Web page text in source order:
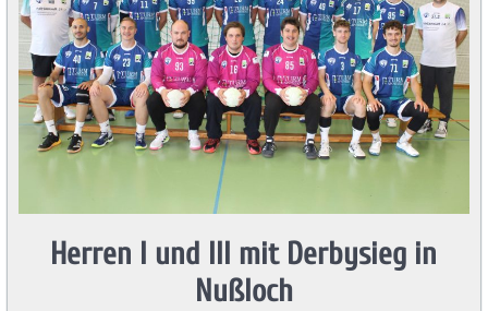
Leimen
und
PSV
Knights
Heidelberg
Herren I und III mit Derbysieg in
Nußloch